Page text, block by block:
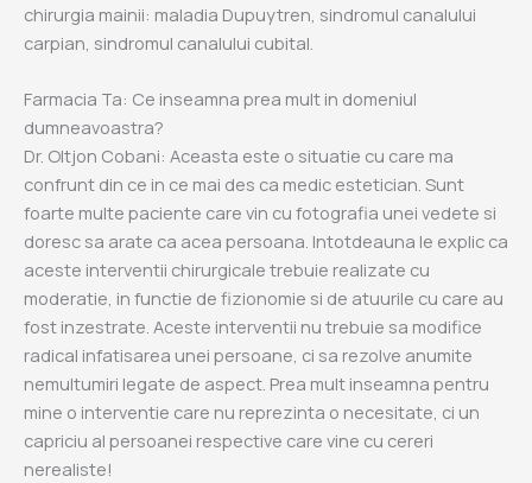
chirurgia mainii: maladia Dupuytren, sindromul canalului
carpian, sindromul canalului cubital.
Farmacia Ta: Ce inseamna prea mult in domeniul
dumneavoastra?
Dr. Oltjon Cobani: Aceasta este o situatie cu care ma
confrunt din ce in ce mai des ca medic estetician. Sunt
foarte multe paciente care vin cu fotografia unei vedete si
doresc sa arate ca acea persoana. Intotdeauna le explic ca
aceste interventii chirurgicale trebuie realizate cu
moderatie, in functie de fizionomie si de atuurile cu care au
fost inzestrate. Aceste interventii nu trebuie sa modifice
radical infatisarea unei persoane, ci sa rezolve anumite
nemultumiri legate de aspect. Prea mult inseamna pentru
mine o interventie care nu reprezinta o necesitate, ci un
capriciu al persoanei respective care vine cu cereri
nerealiste!